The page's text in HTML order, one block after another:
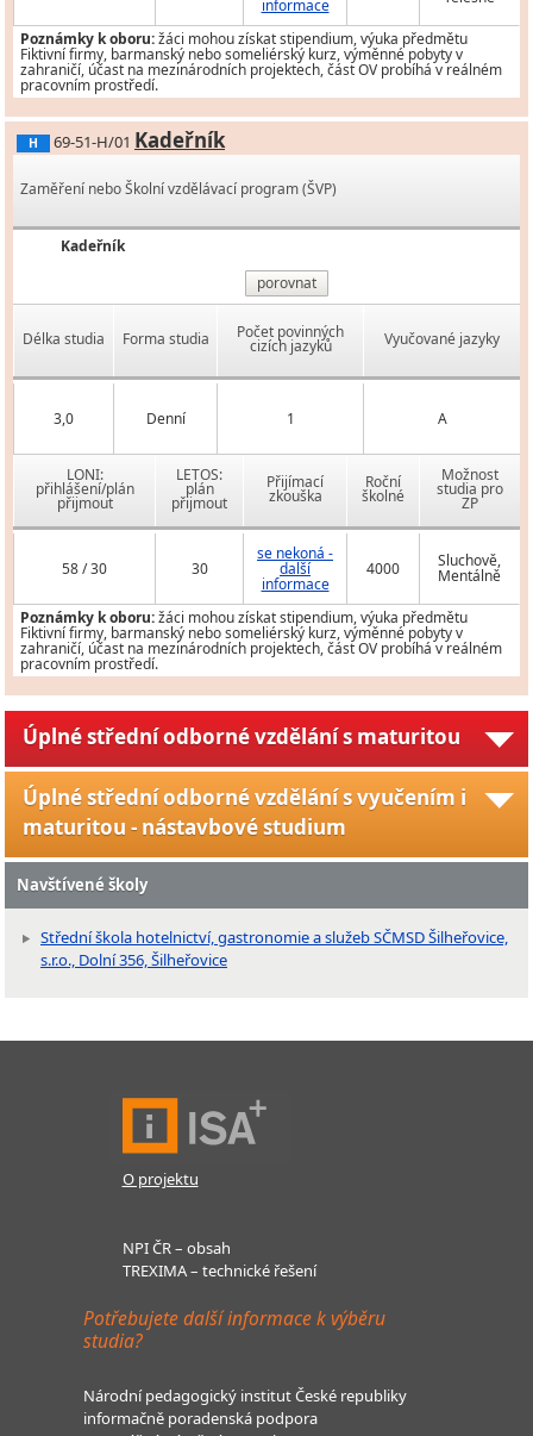
informace
Poznámky k oboru:žáci mohou získat stipendium, výuka předmětu
Fiktivní firmy, barmanský nebo someliérský kurz, výměnné pobyty v
zahraničí, účast na mezinárodních projektech, část OV probíhá v reálném
pracovním prostředí.
H 69-51-H/01 Kadeřník
Zaměření nebo Školní vzdělávací program (ŠVP)
Kadeřník
porovnat
Délka studia Forma studia Počet povinných
cizích jazyků Vyučované jazyky
3,0 Denní 1 A
LONI:
přihlášení/plán
přijmout
LETOS:
plán
přijmout
Přijímací
zkouška
Roční
školné
Možnost
studia pro
ZP
58 / 30 30
se nekoná -
další
informace
4000 Sluchově,
Mentálně
Poznámky k oboru:žáci mohou získat stipendium, výuka předmětu
Fiktivní firmy, barmanský nebo someliérský kurz, výměnné pobyty v
zahraničí, účast na mezinárodních projektech, část OV probíhá v reálném
pracovním prostředí.
Úplné střední odborné vzdělání s maturitou
Úplné střední odborné vzdělání s vyučením i
maturitou - nástavbové studium
Navštívené školy
Střední škola hotelnictví, gastronomie a služeb SČMSD Šilheřovice,
s.r.o., Dolní 356, Šilheřovice
O projektu
NPI ČR – obsah
TREXIMA – technické řešení
Potřebujete další informace k výběru
studia?
Národní pedagogický institut České republiky
informačně poradenská podpora